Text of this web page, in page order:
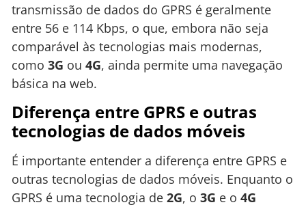
transmissão de dados do GPRS é geralmente
entre 56 e 114 Kbps, o que, embora não seja
comparável às tecnologias mais modernas,
como 3G ou 4G, ainda permite uma navegação
básica na web.
Diferença entre GPRS e outras
tecnologias de dados móveis
É importante entender a diferença entre GPRS e
outras tecnologias de dados móveis. Enquanto o
GPRS é uma tecnologia de 2G, o 3G e o 4G